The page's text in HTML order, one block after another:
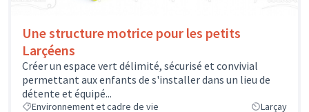
Une structure motrice pour les petits
Larçéens
Créer un espace vert délimité, sécurisé et convivial
permettant aux enfants de s'installer dans un lieu de
détente et équipé...
Environnement et cadre de vie Larçay